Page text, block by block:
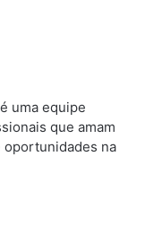
uma equipe
que amam
na